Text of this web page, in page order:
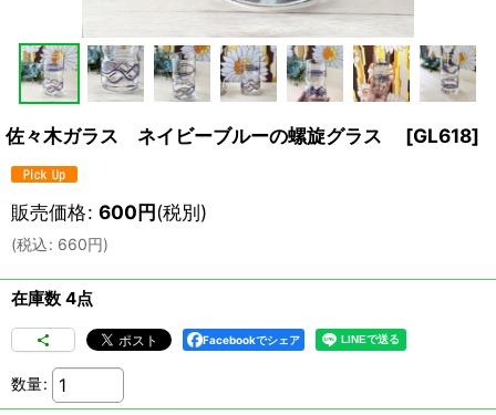
佐々木ガラス ネイビーブルーの螺旋グラス [GL618]
販売価格: 600円(税別)
(税込: 660円)
在庫数 4点
Facebookでシェア
数量: